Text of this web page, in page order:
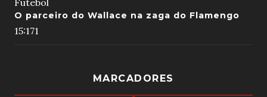
Futebol
O parceiro do Wallace na zaga do Flamengo
15:171
MARCADORES